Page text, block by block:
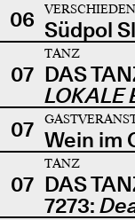
06 Südpol
07
TANZ
DAS
LOKALE
07 Wein im
07
TANZ
DAS
7273: